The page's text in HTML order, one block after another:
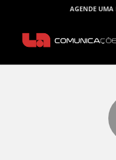
AGENDE UMA